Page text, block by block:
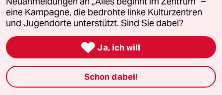
entwickeln werden, wenn alle Butter-
Konsumenten umsteigen würden?
11.10.2024,21:30 Uhr
Ab 11min 20 sec erklärt Sebastian Lege mal
Magarine und wie gesund sie ist:
eine Kampagne, die bedrohte linke Kulturzentren
und Jugendorte unterstützt. Sind Sie dabei?
 Ja, ich will
Schon dabei!